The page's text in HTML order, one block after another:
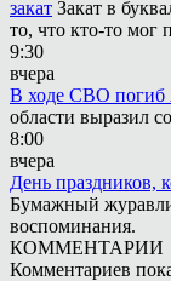
закат Закат в
то, что кто-то мог
9:30
вчера
В ходе СВО погиб
области выразил
8:00
вчера
День праздников,
Бумажный
воспоминания.
КОММЕНТАРИИ
Комментариев